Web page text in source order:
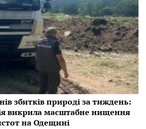
збитків природі за тиждень:
викрила масштабне нищення
на Одещині